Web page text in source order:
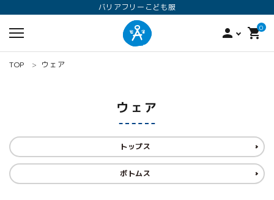
バリアフリーこども服
person 0
shopping_cart
search
TOP ウェア
ウェア
トップス
ボトムス